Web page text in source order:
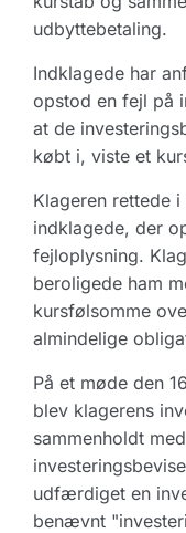
udbyttebetaling.
Indklagede har
opstod en fejl på
at de
købt i, viste et
Klageren rettede
indklagede, der
fejloplysning.
beroligede ham
kursfølsomme
almindelige
På et møde den
blev klagerens
sammenholdt
udfærdiget en
benævnt